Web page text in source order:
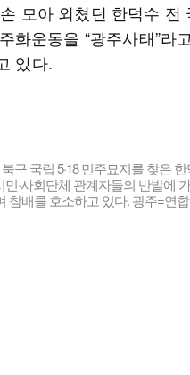
모아 외쳤던 한덕수 전
화운동을 “광주사태”라
있다.
구 국립 5·18 민주묘지를 찾은
민·사회단체 관계자들의 반발에
참배를 호소하고 있다. 광주=연